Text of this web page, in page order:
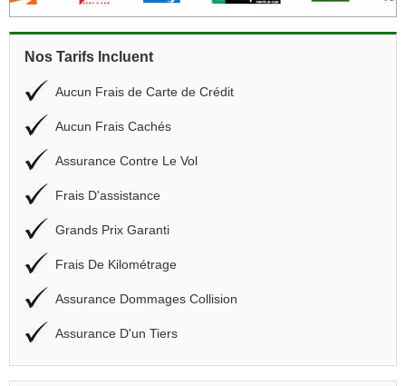
Nos Tarifs Incluent
Aucun Frais de Carte de Crédit
Aucun Frais Cachés
Assurance Contre Le Vol
Frais D'assistance
Grands Prix Garanti
Frais De Kilométrage
Assurance Dommages Collision
Assurance D'un Tiers